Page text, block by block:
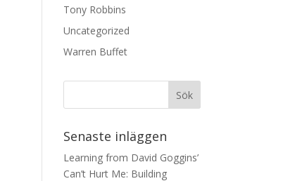
Tony Robbins
Uncategorized
Warren Buffet
Senaste inläggen
Learning from David Goggins’
Can’t Hurt Me: Building